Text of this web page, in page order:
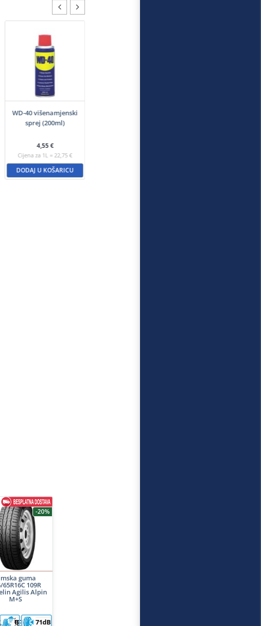
WD-40 višenamjenski
sprej (200ml)
4,55€
Cijena za 1L = 22,75 €
DODAJ U KOŠARICU
-20%
guma
65R16C 109R
Agilis Alpin
M+S
B 71dB